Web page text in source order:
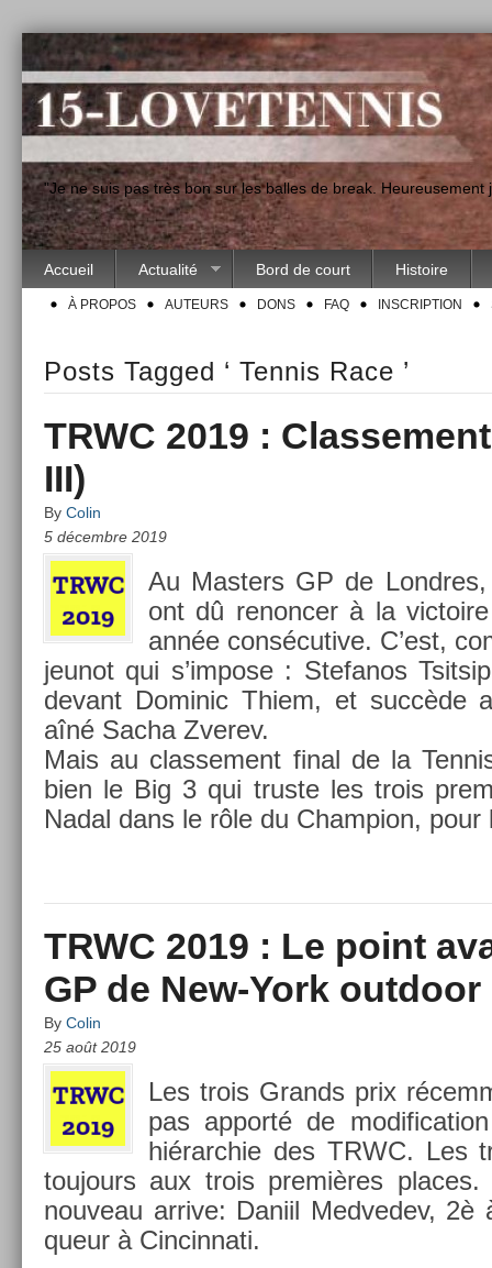
"Je ne suis pas très bon sur les balles de break.
Accueil Actualité Bord de court Histoire
À PROPOS AUTEURS DONS FAQ INSCRIPTION
Posts Tagged ‘ Tennis Race ’
TRWC 2019 :
III)
By Colin
5 décembre 2019
Au Mast­ers GP de
ont dû re­nonc­er à la
année con­sécutive. C’est,
jeunot qui s’im­pose : Stefanos
de­vant Dominic Thiem, et succède
aîné Sacha Zverev.
Mais au clas­se­ment final de la
bien le Big 3 qui trus­te les trois
Nadal dans le rôle du Champ­ion,
TRWC 2019 : Le point
GP de New-York outdoor
By Colin
25 août 2019
Les trois Grands prix
pas ap­porté de
hié­rarchie des TRWC. Les
toujours aux trois premières
nouveau ar­rive: Daniil Med­vedev,
queur à Cin­cinnati.